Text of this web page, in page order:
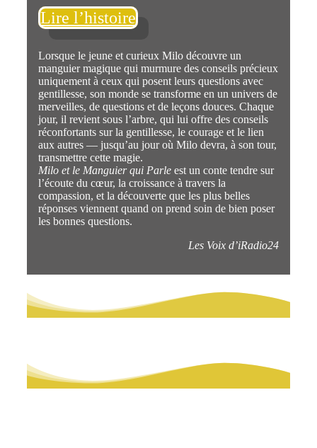
Lire l’histoire
Lorsque le jeune et curieux Milo découvre un
manguier magique qui murmure des conseils précieux
uniquement à ceux qui posent leurs questions avec
gentillesse, son monde se transforme en un univers de
merveilles, de questions et de leçons douces. Chaque
jour, il revient sous l’arbre, qui lui offre des conseils
réconfortants sur la gentillesse, le courage et le lien
aux autres — jusqu’au jour où Milo devra, à son tour,
transmettre cette magie.
Milo et le Manguier qui Parle est un conte tendre sur
l’écoute du cœur, la croissance à travers la
compassion, et la découverte que les plus belles
réponses viennent quand on prend soin de bien poser
les bonnes questions.
Les Voix d’iRadio24